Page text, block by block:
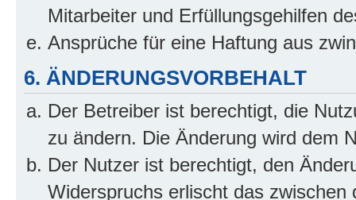
Mitarbeiter und Erfüllungsgehilfen
Ansprüche für eine Haftung aus
6. ÄNDERUNGSVORBEHALT
Der Betreiber ist berechtigt, die
zu ändern. Die Änderung wird dem
Der Nutzer ist berechtigt, den
Widerspruchs erlischt das